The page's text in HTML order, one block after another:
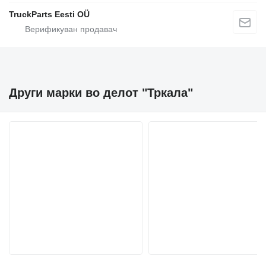
TruckParts Eesti OÜ
Други марки во делот "Тркала"